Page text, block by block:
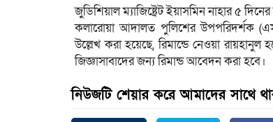
জুডিশিয়াল ম্যাজিষ্ট্রেট ইয়াসমিন নাহার ৫
কলারোয়া আদালত পুলিশের উপপরিদর্শক
উল্লেখ করা হয়েছে, রিমান্ডে নেওয়া
জিজ্ঞাসাবাদের জন্য রিমান্ড আবেদন করা হবে।
নিউজটি শেয়ার করে আমাদের সাথে